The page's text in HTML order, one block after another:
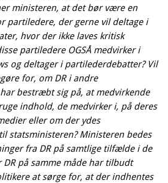
ministeren, at det bør være en
partiledere, der gerne vil deltage i
hvor der ikke laves kritisk
partiledere OGSÅ medvirker i
og deltager i partilederdebatter? Vil
for, om DR i andre
bestræbt sig på, at medvirkende
indhold, de medvirker i, på deres
eller om der ydes
statsministeren? Ministeren bedes
fra DR på samtlige tilfælde i de
på samme måde har tilbudt
at sørge for, at der indhentes